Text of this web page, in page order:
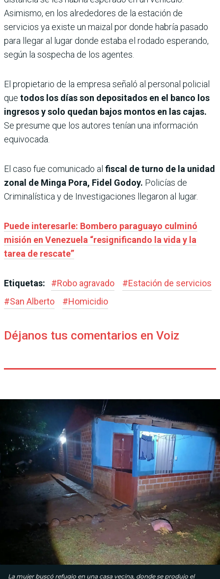
Asimismo, en los alrededores de la estación de
servicios ya existe un maizal por donde habría pasado
para llegar al lugar donde estaba el rodado esperando,
según la sospecha de los agentes.
El propietario de la empresa señaló al personal policial
que todos los días son depositados en el banco los
ingresos y solo quedan bajos montos en las cajas.
Se presume que los autores tenían una información
equivocada.
El caso fue comunicado al fiscal de turno de la unidad
zonal de Minga Pora, Fidel Godoy. Policías de
Criminalística y de Investigaciones llegaron al lugar.
Puede interesarle: Bombero paraguayo culminó
misión en Venezuela “resignificando la vida y la
tarea de rescate”
Etiquetas: #Robo agravado #Estación de servicios
#San Alberto #Homicidio
Déjanos tus comentarios en Voiz
La mujer buscó refugio en una casa vecina, donde se produjo el